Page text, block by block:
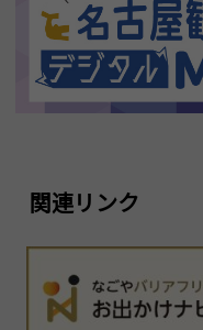
関連リンク